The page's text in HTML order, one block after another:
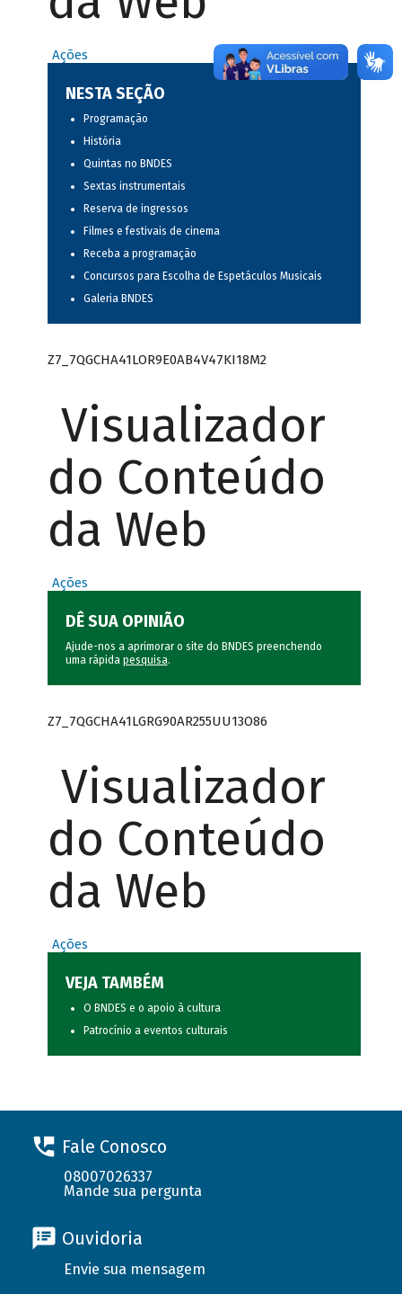
Ações
NESTA SEÇÃO
Programação
História
Quintas no BNDES
Sextas instrumentais
Reserva de ingressos
Filmes e festivais de cinema
Receba a programação
Concursos para Escolha de Espetáculos Musicais
Galeria BNDES
Z7_7QGCHA41LOR9E0AB4V47KI18M2
Visualizador
do Conteúdo
da Web
Ações
DÊ SUA OPINIÃO
Ajude-nos a aprimorar o site do BNDES preenchendo
uma rápida pesquisa.
Z7_7QGCHA41LGRG90AR255UU13O86
Visualizador
do Conteúdo
da Web
Ações
VEJA TAMBÉM
O BNDES e o apoio à cultura
Patrocínio a eventos culturais
Fale Conosco
08007026337
Mande sua pergunta
Ouvidoria
Envie sua mensagem